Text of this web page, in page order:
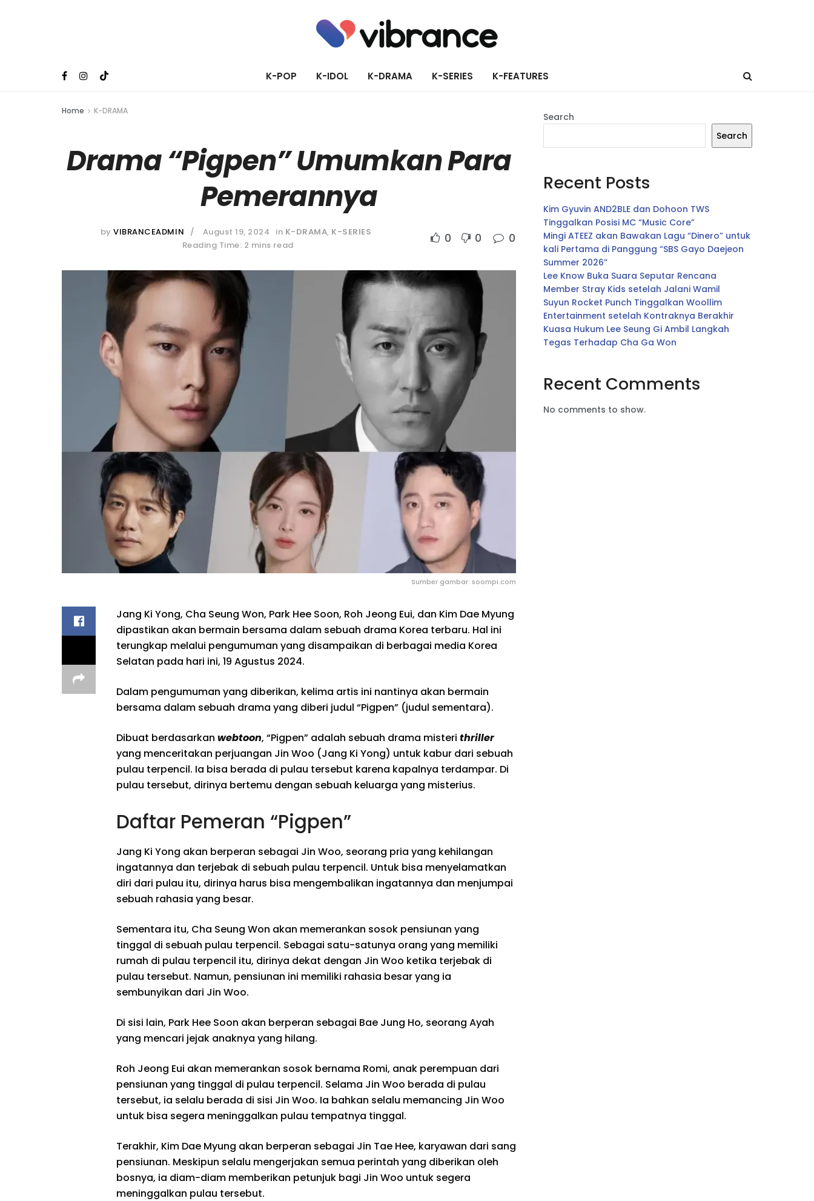
K-POP K-IDOL K-DRAMA K-SERIES K-FEATURES
Home K-DRAMA
Drama “Pigpen” Umumkan Para
Pemerannya
by VIBRANCEADMIN August 19, 2024 in K-DRAMA, K-SERIES
Reading Time: 2 mins read
0 0 0
Sumber gambar: soompi.com
Jang Ki Yong, Cha Seung Won, Park Hee Soon, Roh Jeong Eui, dan Kim Dae Myung
dipastikan akan bermain bersama dalam sebuah drama Korea terbaru. Hal ini
terungkap melalui pengumuman yang disampaikan di berbagai media Korea
Selatan pada hari ini, 19 Agustus 2024.
Dalam pengumuman yang diberikan, kelima artis ini nantinya akan bermain
bersama dalam sebuah drama yang diberi judul “Pigpen” (judul sementara).
Dibuat berdasarkan webtoon, “Pigpen” adalah sebuah drama misteri thriller
yang menceritakan perjuangan Jin Woo (Jang Ki Yong) untuk kabur dari sebuah
pulau terpencil. Ia bisa berada di pulau tersebut karena kapalnya terdampar. Di
pulau tersebut, dirinya bertemu dengan sebuah keluarga yang misterius.
Daftar Pemeran “Pigpen”
Jang Ki Yong akan berperan sebagai Jin Woo, seorang pria yang kehilangan
ingatannya dan terjebak di sebuah pulau terpencil. Untuk bisa menyelamatkan
diri dari pulau itu, dirinya harus bisa mengembalikan ingatannya dan menjumpai
sebuah rahasia yang besar.
Sementara itu, Cha Seung Won akan memerankan sosok pensiunan yang
tinggal di sebuah pulau terpencil. Sebagai satu-satunya orang yang memiliki
rumah di pulau terpencil itu, dirinya dekat dengan Jin Woo ketika terjebak di
pulau tersebut. Namun, pensiunan ini memiliki rahasia besar yang ia
sembunyikan dari Jin Woo.
Di sisi lain, Park Hee Soon akan berperan sebagai Bae Jung Ho, seorang Ayah
yang mencari jejak anaknya yang hilang.
Roh Jeong Eui akan memerankan sosok bernama Romi, anak perempuan dari
pensiunan yang tinggal di pulau terpencil. Selama Jin Woo berada di pulau
tersebut, ia selalu berada di sisi Jin Woo. Ia bahkan selalu memancing Jin Woo
untuk bisa segera meninggalkan pulau tempatnya tinggal.
Terakhir, Kim Dae Myung akan berperan sebagai Jin Tae Hee, karyawan dari sang
pensiunan. Meskipun selalu mengerjakan semua perintah yang diberikan oleh
bosnya, ia diam-diam memberikan petunjuk bagi Jin Woo untuk segera
meninggalkan pulau tersebut.
Search
Search
Recent Posts
Kim Gyuvin AND2BLE dan Dohoon TWS
Tinggalkan Posisi MC “Music Core”
Mingi ATEEZ akan Bawakan Lagu “Dinero” untuk
kali Pertama di Panggung “SBS Gayo Daejeon
Summer 2026”
Lee Know Buka Suara Seputar Rencana
Member Stray Kids setelah Jalani Wamil
Suyun Rocket Punch Tinggalkan Woollim
Entertainment setelah Kontraknya Berakhir
Kuasa Hukum Lee Seung Gi Ambil Langkah
Tegas Terhadap Cha Ga Won
Recent Comments
No comments to show.